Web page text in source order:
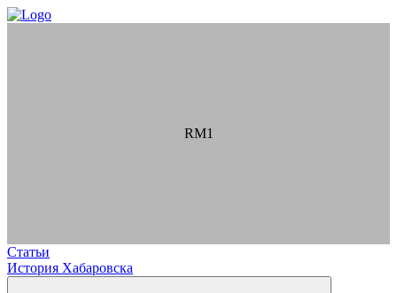
RM1
Статьи
История Хабаровска